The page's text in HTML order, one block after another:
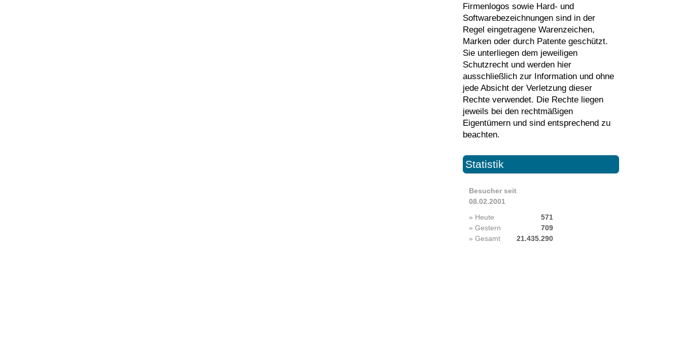
Firmenlogos sowie Hard- und
Softwarebezeichnungen sind in der
Regel eingetragene Warenzeichen,
Marken oder durch Patente geschützt.
Sie unterliegen dem jeweiligen
Schutzrecht und werden hier
ausschließlich zur Information und ohne
jede Absicht der Verletzung dieser
Rechte verwendet. Die Rechte liegen
jeweils bei den rechtmäßigen
Eigentümern und sind entsprechend zu
beachten.
Statistik
Besucher seit
08.02.2001
» Heute
571
» Gestern
709
» Gesamt
21.435.290